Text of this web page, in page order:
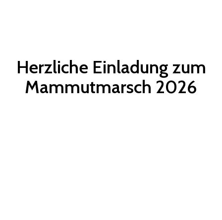
Herzliche Einladung zum
Mammutmarsch 2026